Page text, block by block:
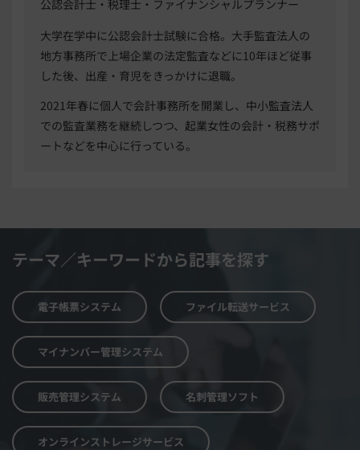
公認会計士・税理士・ファイナンシャルプランナー
大学在学中に公認会計士試験に合格。大手監査法人の
地方事務所で上場企業の法定監査などに10年ほど従事
した後、出産・育児をきっかけに退職。
2021年春に個人で会計事務所を開業し、中小監査法人
での監査業務を継続しつつ、起業女性の会計・税務サポ
ートなどを中心に行っている。
テーマ／キーワードから記事を探す
電子帳票システム ファイル転送サービス
マイナンバー管理システム
販売管理システム 名刺管理ソフト
オンラインストレージサービス